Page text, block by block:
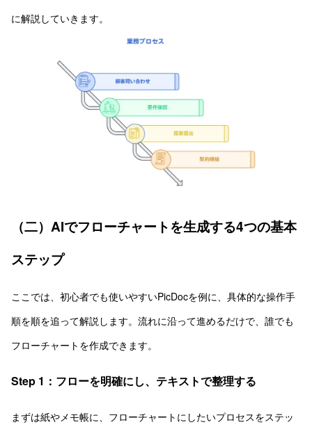
に解説していきます。
（二）AIでフローチャートを生成する4つの基本
ステップ
ここでは、初心者でも使いやすいPicDocを例に、具体的な操作手
順を順を追って解説します。流れに沿って進めるだけで、誰でも
フローチャートを作成できます。
Step 1：フローを明確にし、テキストで整理する
まずは紙やメモ帳に、フローチャートにしたいプロセスをステッ